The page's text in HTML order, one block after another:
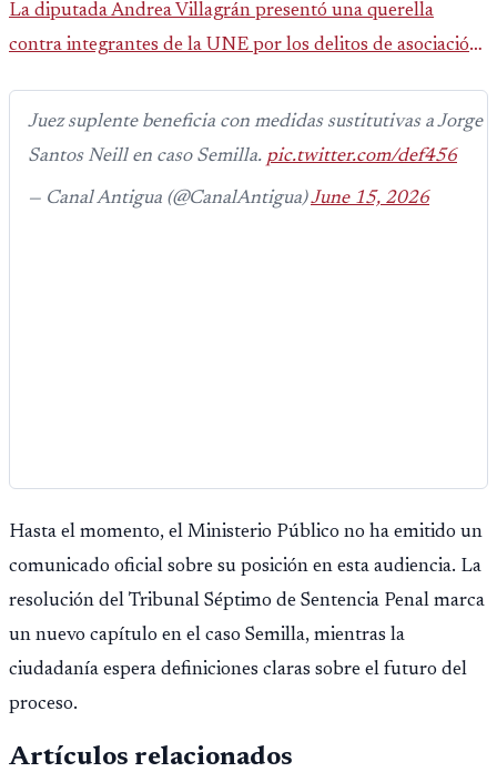
La diputada Andrea Villagrán presentó una querella
contra integrantes de la UNE por los delitos de asociación
Juez suplente beneficia con medidas sustitutivas a Jorge
Santos Neill en caso Semilla. pic.twitter.com/def456
— Canal Antigua (@CanalAntigua)June 15, 2026
Hasta el momento, el Ministerio Público no ha emitido un
comunicado oficial sobre su posición en esta audiencia. La
resolución del Tribunal Séptimo de Sentencia Penal marca
un nuevo capítulo en el caso Semilla, mientras la
ciudadanía espera definiciones claras sobre el futuro del
proceso.
Artículos relacionados